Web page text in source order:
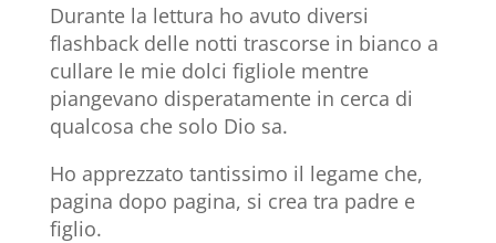
Durante la lettura ho avuto diversi
flashback delle notti trascorse in bianco a
cullare le mie dolci figliole mentre
piangevano disperatamente in cerca di
qualcosa che solo Dio sa.
Ho apprezzato tantissimo il legame che,
pagina dopo pagina, si crea tra padre e
figlio.